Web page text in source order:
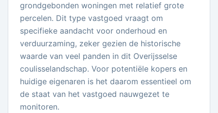
grondgebonden woningen met relatief grote
percelen. Dit type vastgoed vraagt om
specifieke aandacht voor onderhoud en
verduurzaming, zeker gezien de historische
waarde van veel panden in dit Overijsselse
coulisselandschap. Voor potentiële kopers en
huidige eigenaren is het daarom essentieel om
de staat van het vastgoed nauwgezet te
monitoren.